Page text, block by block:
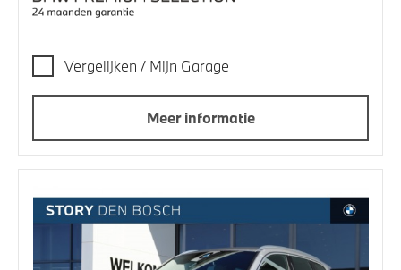
Vergelijken / Mijn Garage
Meer informatie